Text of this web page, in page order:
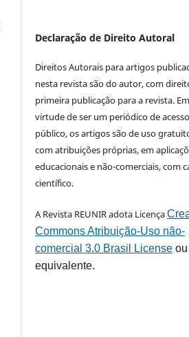
Declaração de Direito Autoral
Direitos Autorais para artigos
nesta revista são do autor, com
primeira publicação para a revista. Em
virtude de ser um periódico de acesso
público, os artigos são de uso
com atribuições próprias, em
educacionais e não-comerciais, com
científico.
A Revista REUNIR adota Licença
Commons Atribuição-Uso não-
comercial 3.0 Brasil License
equivalente.